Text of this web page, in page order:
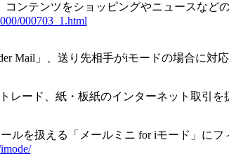
コンテンツをショッピングやニュースなど
000703_1.html
Mail」、送り先相手がiモードの場合に対
レード、紙・板紙のインターネット取引
ルを扱える「メールミニ for iモード」に